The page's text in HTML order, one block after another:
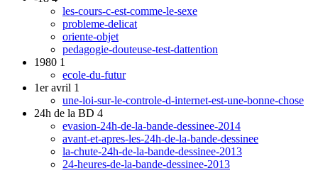
les-cours-c-est-comme-le-sexe
probleme-delicat
oriente-objet
pedagogie-douteuse-test-dattention
1980 1
ecole-du-futur
1er avril 1
une-loi-sur-le-controle-d-internet-est-une-bonne-chose
24h de la BD 4
evasion-24h-de-la-bande-dessinee-2014
avant-et-apres-les-24h-de-la-bande-dessinee
la-chute-24h-de-la-bande-dessinee-2013
24-heures-de-la-bande-dessinee-2013